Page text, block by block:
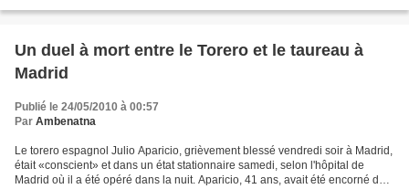
Un duel à mort entre le Torero et le taureau à
Madrid
Publié le 24/05/2010 à 00:57
Par Ambenatna
Le torero espagnol Julio Aparicio, grièvement blessé vendredi soir à Madrid,
était «conscient» et dans un état stationnaire samedi, selon l'hôpital de
Madrid où il a été opéré dans la nuit. Aparicio, 41 ans, avait été encorné de